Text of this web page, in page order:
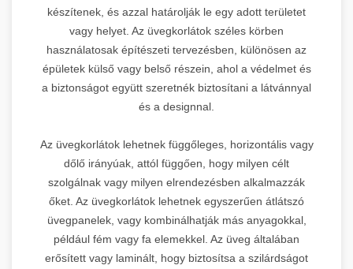
készítenek, és azzal határolják le egy adott területet
vagy helyet. Az üvegkorlátok széles körben
használatosak építészeti tervezésben, különösen az
épületek külső vagy belső részein, ahol a védelmet és
a biztonságot együtt szeretnék biztosítani a látvánnyal
és a designnal.
Az üvegkorlátok lehetnek függőleges, horizontális vagy
dőlő irányúak, attól függően, hogy milyen célt
szolgálnak vagy milyen elrendezésben alkalmazzák
őket. Az üvegkorlátok lehetnek egyszerűen átlátszó
üvegpanelek, vagy kombinálhatják más anyagokkal,
például fém vagy fa elemekkel. Az üveg általában
erősített vagy laminált, hogy biztosítsa a szilárdságot